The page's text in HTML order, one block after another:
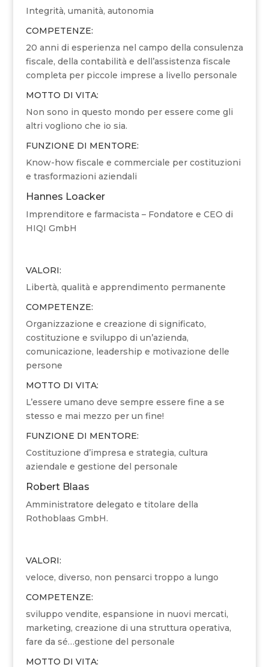
Integrità, umanità, autonomia
COMPETENZE:
20 anni di esperienza nel campo della consulenza
fiscale, della contabilità e dell’assistenza fiscale
completa per piccole imprese a livello personale
MOTTO DI VITA:
Non sono in questo mondo per essere come gli
altri vogliono che io sia.
FUNZIONE DI MENTORE:
Know-how fiscale e commerciale per costituzioni
e trasformazioni aziendali
Hannes Loacker
Imprenditore e farmacista – Fondatore e CEO di
HIQI GmbH
VALORI:
Libertà, qualità e apprendimento permanente
COMPETENZE:
Organizzazione e creazione di significato,
costituzione e sviluppo di un’azienda,
comunicazione, leadership e motivazione delle
persone
MOTTO DI VITA:
L’essere umano deve sempre essere fine a se
stesso e mai mezzo per un fine!
FUNZIONE DI MENTORE:
Costituzione d’impresa e strategia, cultura
aziendale e gestione del personale
Robert Blaas
Amministratore delegato e titolare della
Rothoblaas GmbH.
VALORI:
veloce, diverso, non pensarci troppo a lungo
COMPETENZE:
sviluppo vendite, espansione in nuovi mercati,
marketing, creazione di una struttura operativa,
fare da sé…gestione del personale
MOTTO DI VITA: